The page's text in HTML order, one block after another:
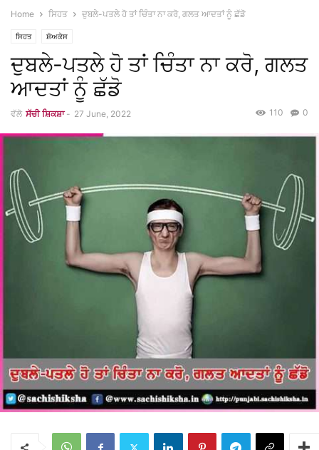
Home ਸਿਹਤ ਦੁਬਲੇ-ਪਤਲੇ ਹੋ ਤਾਂ ਚਿੰਤਾ ਨਾ ਕਰੋ, ਗਲਤ ਆਦਤਾਂ ਨੂੰ ਛੱਡੋ
ਸਿਹਤ ਸ਼ੋਅਕੇਸ
ਦੁਬਲੇ-ਪਤਲੇ ਹੋ ਤਾਂ ਚਿੰਤਾ ਨਾ ਕਰੋ, ਗਲਤ
ਆਦਤਾਂ ਨੂੰ ਛੱਡੋ
ਵੱਲੋ ਸੱਚੀ ਸ਼ਿਕਸ਼ਾ - 27 June, 2022 0
110